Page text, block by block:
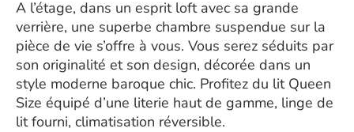
A l’étage, dans un esprit loft avec sa grande
verrière, une superbe chambre suspendue sur la
pièce de vie s’offre à vous. Vous serez séduits par
son originalité et son design, décorée dans un
style moderne baroque chic. Profitez du lit Queen
Size équipé d’une literie haut de gamme, linge de
lit fourni, climatisation réversible.